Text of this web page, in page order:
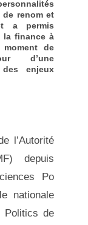
renom et
a permis
la finance à
de
d’une
enjeux
l’Autorité
depuis
Po
nationale
Politics de